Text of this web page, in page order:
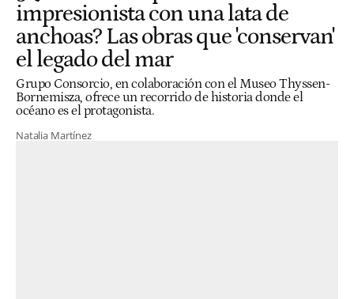
impresionista con una lata de
anchoas? Las obras que 'conservan'
el legado del mar
Grupo Consorcio, en colaboración con el Museo Thyssen-
Bornemisza, ofrece un recorrido de historia donde el
océano es el protagonista.
Natalia Martínez